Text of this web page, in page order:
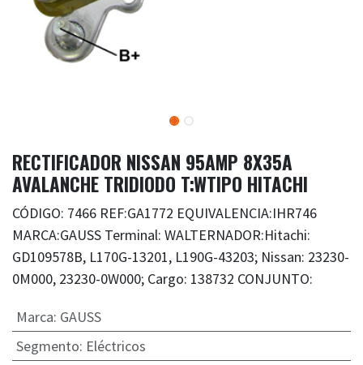
RECTIFICADOR NISSAN 95AMP 8X35A
AVALANCHE TRIDIODO T:WTIPO HITACHI
CÓDIGO: 7466 REF:GA1772 EQUIVALENCIA:IHR746
MARCA:GAUSS Terminal: WALTERNADOR:Hitachi:
GD109578B, L170G-13201, L190G-43203; Nissan: 23230-
0M000, 23230-0W000; Cargo: 138732 CONJUNTO:
Marca: GAUSS
Segmento: Eléctricos